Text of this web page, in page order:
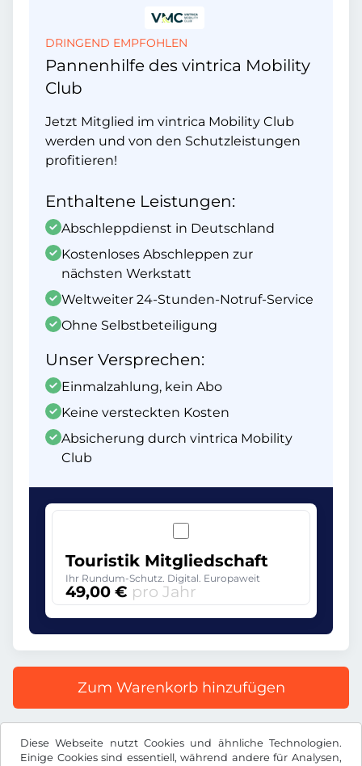
Diese Webseite nutzt Cookies und ähnliche Technologien.
Einige Cookies sind essentiell, während andere für Analysen,
DRINGEND EMPFOHLEN
Pannenhilfe des vintrica Mobility
Club
Jetzt Mitglied im vintrica Mobility Club
werden und von den Schutzleistungen
profitieren!
Enthaltene Leistungen:
Abschleppdienst in Deutschland
Kostenloses Abschleppen zur
nächsten Werkstatt
Weltweiter 24-Stunden-Notruf-Service
Ohne Selbstbeteiligung
Unser Versprechen:
Einmalzahlung, kein Abo
Keine versteckten Kosten
Absicherung durch vintrica Mobility
Club
Touristik Mitgliedschaft
Ihr Rundum-Schutz. Digital. Europaweit
49,00 € pro Jahr
Zum Warenkorb hinzufügen
Alle Preise inkl. gesetzlicher MwSt.